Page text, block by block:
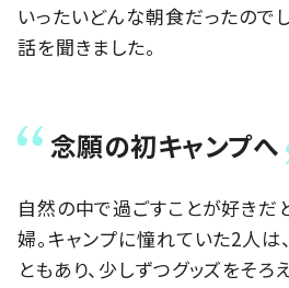
いったいどんな朝食だったので
話を聞きました。
念願の初キャンプへ
自然の中で過ごすことが好きだ
婦。キャンプに憧れていた2人は
ともあり、少しずつグッズをそろ